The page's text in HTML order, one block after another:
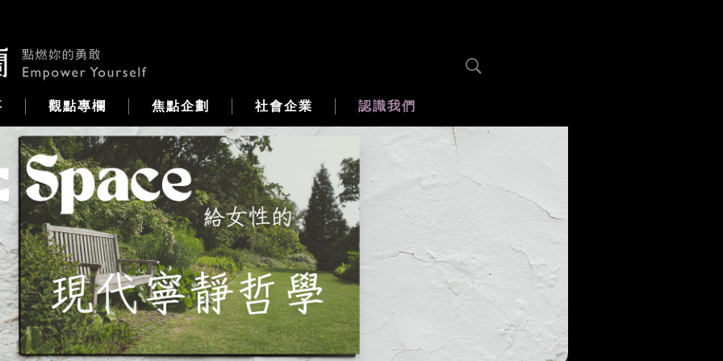
觀點專欄 焦點企劃 社會企業 認識我們
木蘭選片